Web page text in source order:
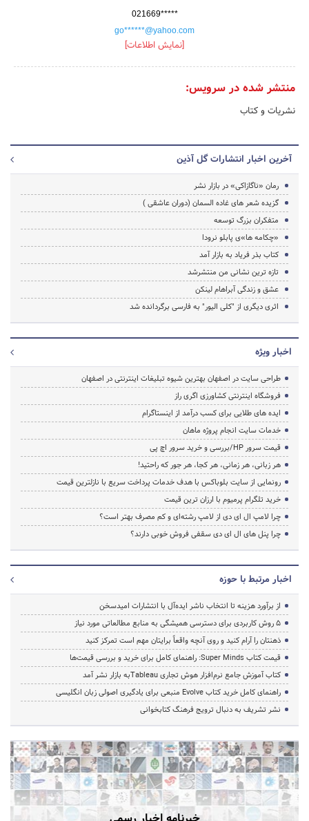
021669*****
go******@yahoo.com
[نمایش اطلاعات]
منتشر شده در سرویس:
نشریات و کتاب
آخرین اخبار انتشارات گل آذین
رمان «ناگازاکی» در بازار نشر
گزیده شعر های غاده السمان (دوران عاشقی )
متفکران بزرگ توسعه
«چکامه ها»ی پابلو نرودا
کتاب بذر فریاد به بازار آمد
تازه ترین نشانی من منتشرشد
عشق و زندگی آبراهام لینکن
اثری دیگری از "کلی الیور" به فارسی برگردانده شد
اخبار ویژه
طراحی سایت در اصفهان بهترین شیوه تبلیغات اینترنتی در اصفهان
فروشگاه اینترنتی کشاورزی اگری راز
ایده های طلایی برای کسب درآمد از اینستاگرام
خدمات سایت انجام پروژه ماهان
قیمت سرور HP/بررسی و خرید سرور اچ پی
هر زبانی، هر زمانی، هر کجا، هر جور که راحتید!
رونمایی از سایت بلوباکس با هدف خدمات پرداخت سریع با نازلترین قیمت
خرید تلگرام پرمیوم با ارزان ترین قیمت
چرا لامپ ال ای دی از لامپ رشته‌ای و کم مصرف بهتر است؟
چرا پنل های ال ای دی سقفی فروش خوبی دارند؟
اخبار مرتبط با حوزه
از برآورد هزینه تا انتخاب ناشر ایده‌آل با انتشارات امیدسخن
۵ روش کاربردی برای دسترسی همیشگی به منابع مطالعاتی مورد نیاز
ذهنتان را آرام کنید و روی آنچه واقعاً برایتان مهم است تمرکز کنید
قیمت کتاب Super Minds: راهنمای کامل برای خرید و بررسی قیمت‌ها
کتاب آموزش جامع نرم‌افزار هوش تجاری Tableauبه بازار نشر آمد
راهنمای کامل خرید کتاب Evolve منبعی برای یادگیری اصولی زبان انگلیسی
نشر تشریف به دنبال ترویج فرهنگ کتابخوانی